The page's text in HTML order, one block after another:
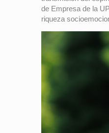
de Empresa de la
riqueza